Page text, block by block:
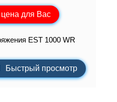
для Вас
EST 1000 WR
Быстрый просмотр